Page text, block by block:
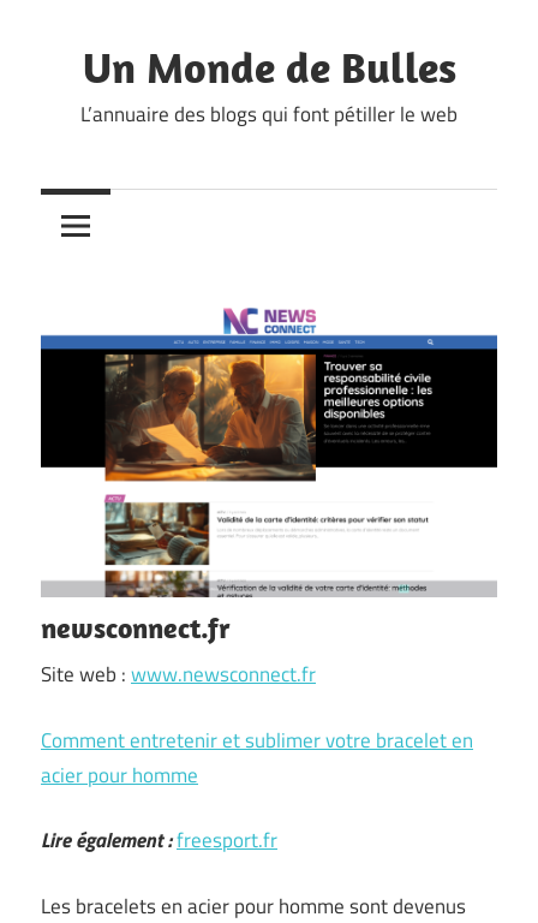
contentUn Monde de Bulles
L’annuaire des blogs qui font pétiller le web
newsconnect.fr
Site web :www.newsconnect.fr
Comment entretenir et sublimer votre bracelet en
acier pour homme
Lire également :freesport.fr
Les bracelets en acier pour homme sont devenus